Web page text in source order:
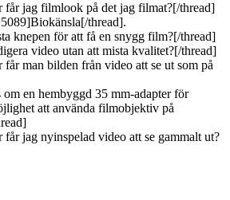
får jag filmlook på det jag filmat?[/thread]
thread].
knepen för att få en snygg film?[/thread]
video utan att mista kvalitet?[/thread]
man bilden från video att se ut som på
en hembyggd 35 mm-adapter för
att använda filmobjektiv på
jag nyinspelad video att se gammalt ut?